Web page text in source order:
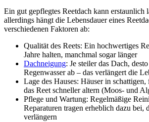
Ein gut gepflegtes Reetdach kann erstaunlich
allerdings hängt die Lebensdauer eines
verschiedenen Faktoren ab:
Qualität des Reets: Ein hochwertiges
Jahre halten, manchmal sogar länger
Dachneigung: Je steiler das Dach,
Regenwasser ab – das verlängert die
Lage des Hauses: Häuser in schattigen,
das Reet schneller altern (Moos- und
Pflege und Wartung: Regelmäßige
Reparaturen tragen erheblich dazu bei,
verlängern